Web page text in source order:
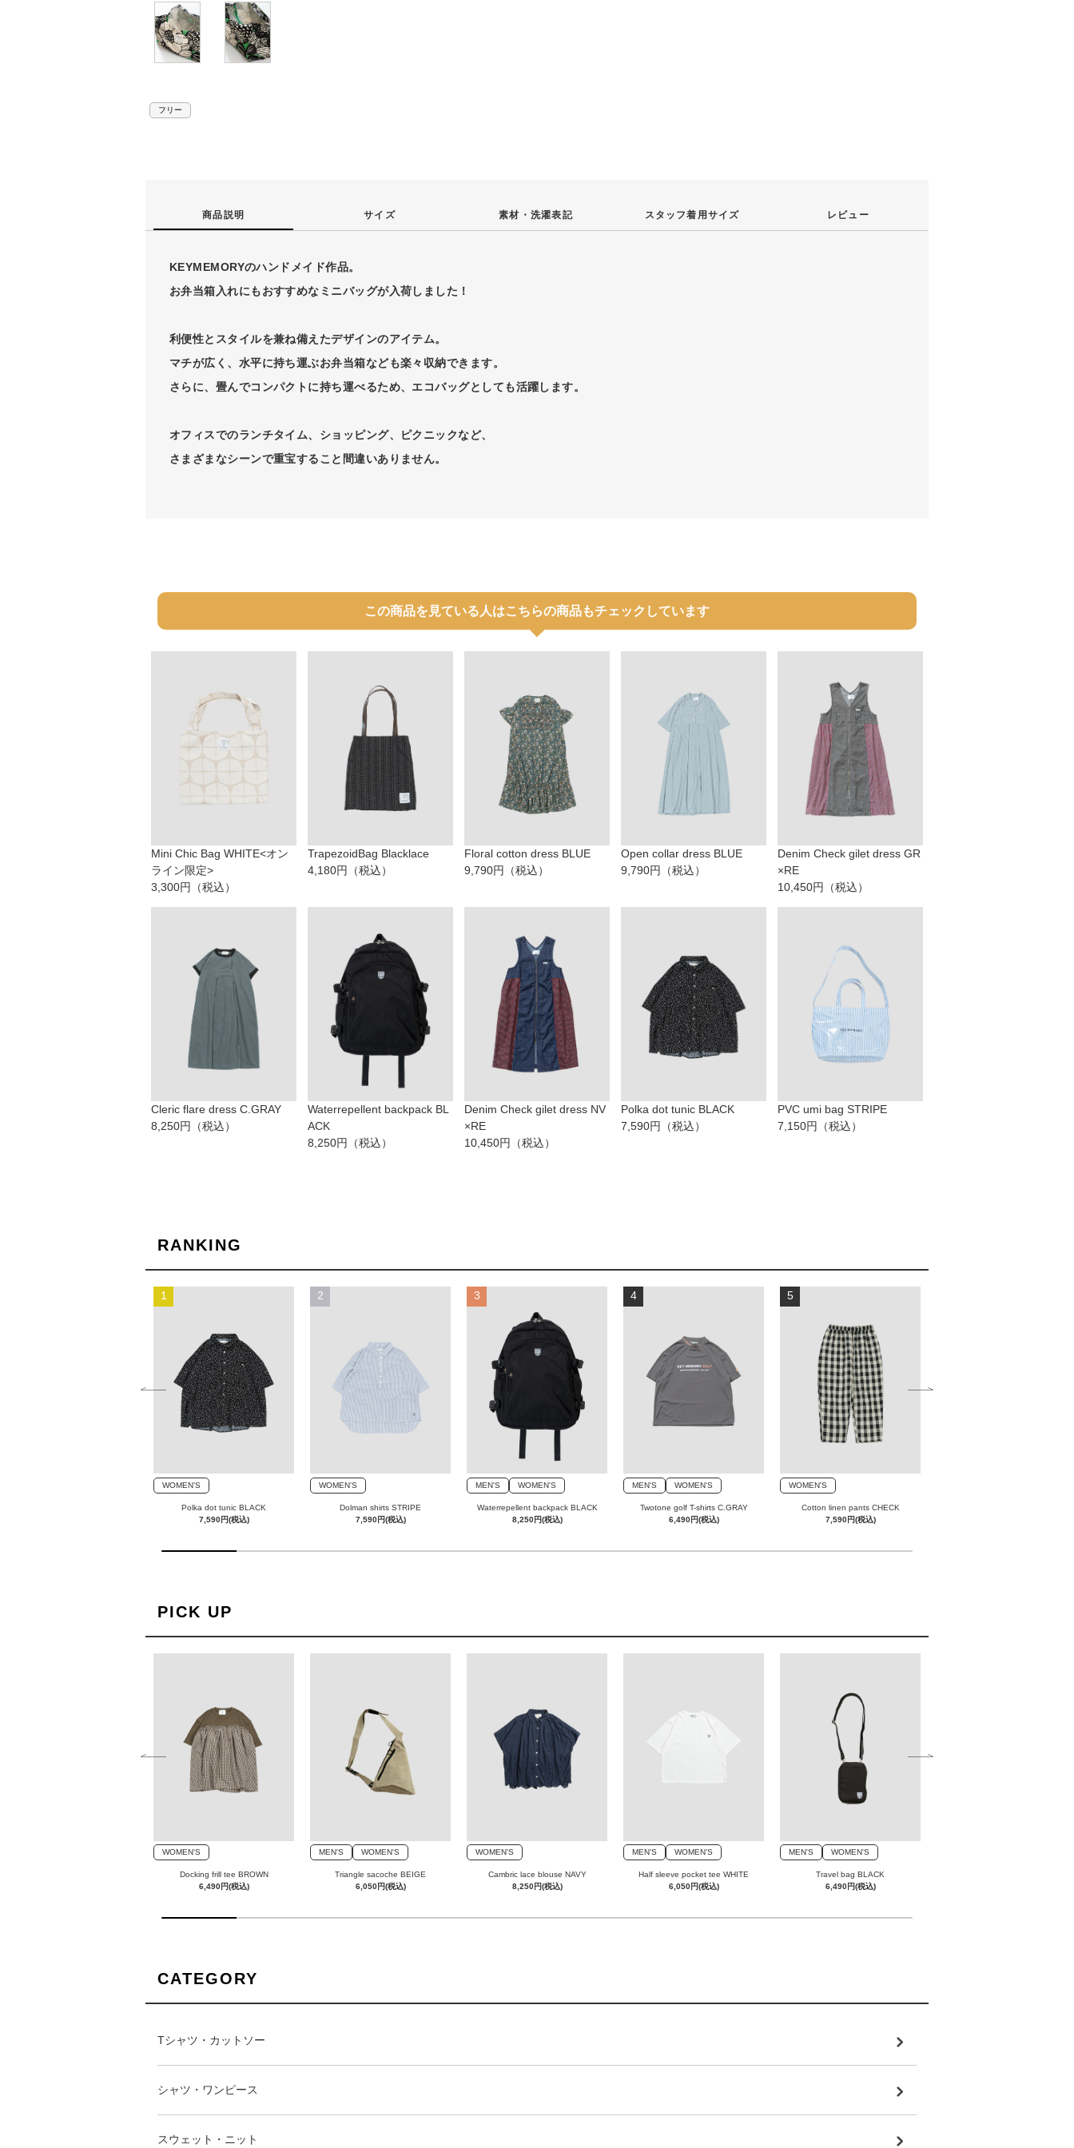
フリー
商品説明 サイズ 素材・ 洗濯表記 スタッフ着用サイズ レビュー
KEYMEMORYのハンドメイド作品。
お弁当箱入れにもおすすめなミニバッグが入荷しました！
利便性とスタイルを兼ね備えたデザインのアイテム。
マチが広く、水平に持ち運ぶお弁当箱なども楽々収納できます。
さらに、畳んでコンパクトに持ち運べるため、エコバッグとしても活躍します。
オフィスでのランチタイム、ショッピング、ピクニックなど、
さまざまなシーンで重宝すること間違いありません。
この商品を見ている人はこちらの商品もチェックしています
Mini Chic Bag WHITE<オン
ライン限定>
3,300円（税込）
TrapezoidBag Blacklace
4,180円（税込）
Floral cotton dress BLUE
9,790円（税込）
Open collar dress BLUE
9,790円（税込）
Denim Check gilet dress GR
×RE
10,450円（税込）
Cleric flare dress C.GRAY
8,250円（税込）
Waterrepellent backpack BL
ACK
8,250円（税込）
Denim Check gilet dress NV
×RE
10,450円（税込）
Polka dot tunic BLACK
7,590円（税込）
PVC umi bag STRIPE
7,150円（税込）
RANKING
1
WOMEN'S
Polka dot tunic BLACK
7,590円(税込)
2
WOMEN'S
Dolman shirts STRIPE
7,590円(税込)
3
MEN'S WOMEN'S
Waterrepellent backpack BLACK
8,250円(税込)
4
MEN'S WOMEN'S
Twotone golf T-shirts C.GRAY
6,490円(税込)
5
WOMEN'S
Cotton linen pants CHECK
7,590円(税込)
c
m
PICK UP
WOMEN'S
Docking frill tee BROWN
6,490円(税込)
MEN'S WOMEN'S
Triangle sacoche BEIGE
6,050円(税込)
WOMEN'S
Cambric lace blouse NAVY
8,250円(税込)
MEN'S WOMEN'S
Half sleeve pocket tee WHITE
6,050円(税込)
MEN'S WOMEN'S
Travel bag BLACK
6,490円(税込)
c
m
l
e
CATEGORY
Tシャツ・カットソー
シャツ・ワンピース
スウェット・ニット